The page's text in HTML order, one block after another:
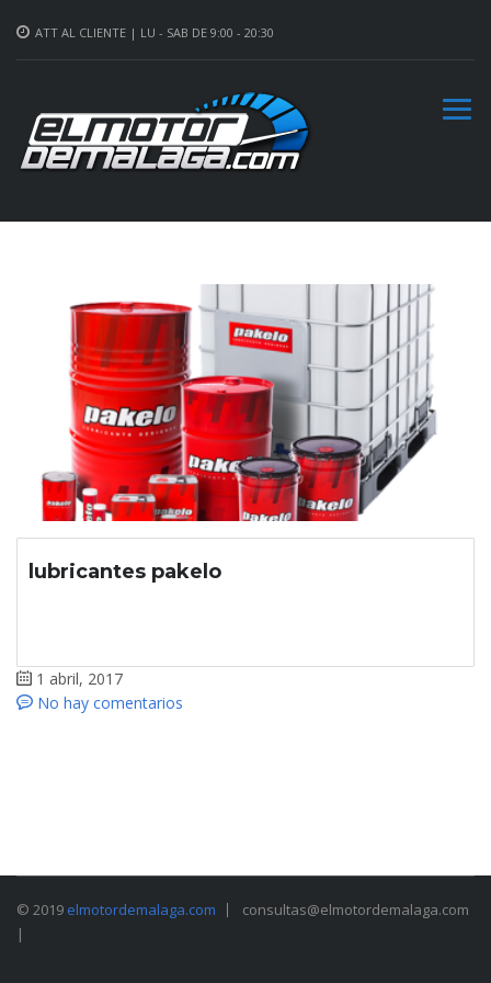
ATT AL CLIENTE | LU - SAB DE 9:00 - 20:30
lubricantes pakelo
1 abril, 2017
No hay comentarios
© 2019 elmotordemalaga.com
consultas@elmotordemalaga.com
|